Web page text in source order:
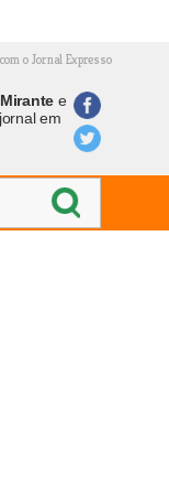
o Jornal Expresso
e
em